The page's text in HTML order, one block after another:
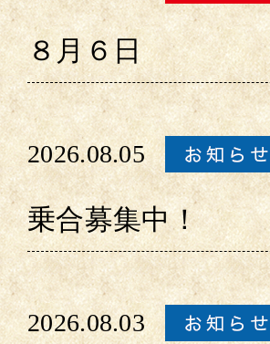
８月６日
2026.08.05
乗合募集中！
2026.08.03